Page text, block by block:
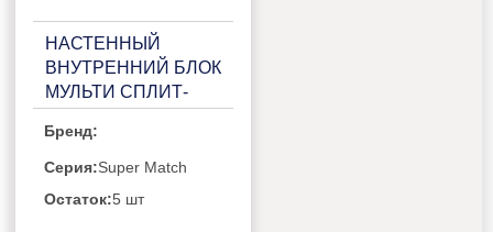
НАСТЕННЫЙ
ВНУТРЕННИЙ БЛОК
МУЛЬТИ СПЛИТ-
CORAL SUPER
MATCH
AS35PS1HRA-M
Бренд:
Серия:Super Match
Остаток:5 шт